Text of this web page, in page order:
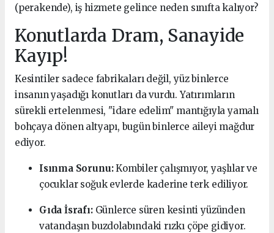
(perakende), iş hizmete gelince neden sınıfta kalıyor?
Konutlarda Dram, Sanayide
Kayıp!
Kesintiler sadece fabrikaları değil, yüz binlerce
insanın yaşadığı konutları da vurdu. Yatırımların
sürekli ertelenmesi, "idare edelim" mantığıyla yamalı
bohçaya dönen altyapı, bugün binlerce aileyi mağdur
ediyor.
Isınma Sorunu:Kombiler çalışmıyor, yaşlılar ve
çocuklar soğuk evlerde kaderine terk ediliyor.
Gıda İsrafı:Günlerce süren kesinti yüzünden
vatandaşın buzdolabındaki rızkı çöpe gidiyor.